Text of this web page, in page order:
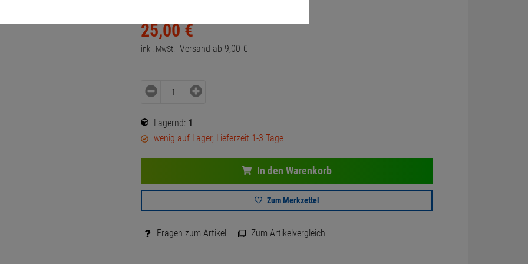
25,00 €
inkl. MwSt. Versand ab 9,00 €
Lagernd: 1
wenig auf Lager, Lieferzeit 1-3 Tage
In den Warenkorb
Zum Merkzettel
Fragen zum Artikel Zum Artikelvergleich